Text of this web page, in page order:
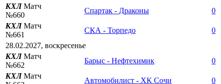
КХЛМатч
№660
Спартак - Драконы
0
КХЛМатч
№661
СКА - Торпедо
0
28.02.2027, воскресенье
КХЛМатч
№662
Барыс - Нефтехимик
0
КХЛМатч
Автомобилист - ХК Сочи
0